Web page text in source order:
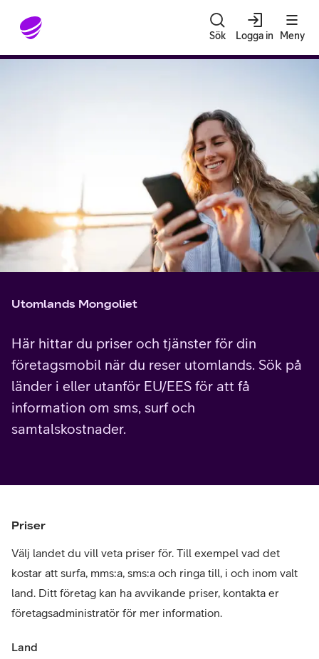
Gå till sidans innehåll
Sök Logga in Meny
Utomlands Mongoliet
Här hittar du priser och tjänster för din
företagsmobil när du reser utomlands. Sök på
länder i eller utanför EU/EES för att få
information om sms, surf och
samtalskostnader.
Priser
Välj landet du vill veta priser för. Till exempel vad det
kostar att surfa, mms:a, sms:a och ringa till, i och inom valt
land. Ditt företag kan ha avvikande priser, kontakta er
företagsadministratör för mer information.
Land